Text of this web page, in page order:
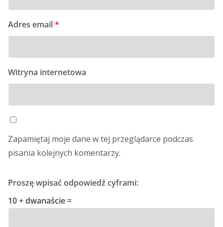
Adres email*
Witryna internetowa
Zapamiętaj moje dane w tej przeglądarce podczas
pisania kolejnych komentarzy.
Proszę wpisać odpowiedź cyframi:
10 + dwanaście =